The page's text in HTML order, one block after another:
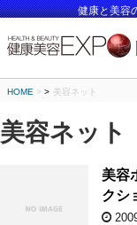
健康と美容
HOME > 美容ネット
美容ネット
美容
クシ